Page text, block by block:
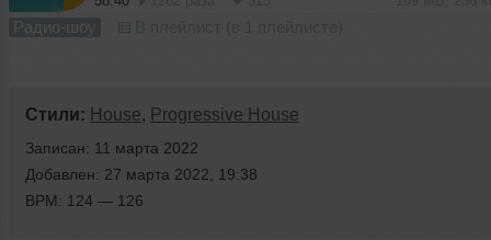
Радио-шоу
Стили: House, Progressive House
Записан: 11 марта 2022
Добавлен: 27 марта 2022, 19:38
BPM: 124 — 126